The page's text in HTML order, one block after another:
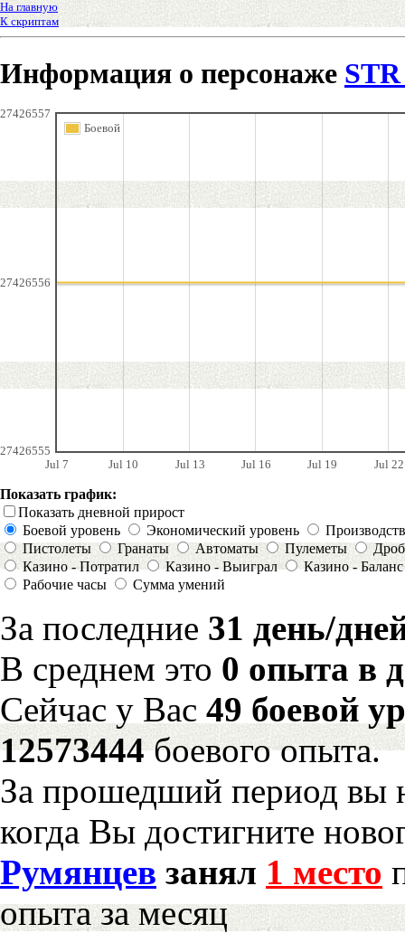
На главную
К скриптам
Информация о персонаже
Jul 7 Jul 10 Jul 13 Jul 16 Jul 19 Jul 22
27426555
27426556
27426557
Боевой
Показать график:
Показать дневной прирост
Боевой уровень
Экономический уровень
Пистолеты
Гранаты Автоматы Пулеметы
Казино - Потратил
Казино - Выиграл
Казино - Баланс
Рабочие часы
Сумма умений
За последние 31 день/
В среднем это 0 опыта в
Сейчас у Вас 49 боевой
12573444боевого опыта.
За прошедший период вы
когда Вы достигните
Румянцев занял 1 место
опыта за месяц